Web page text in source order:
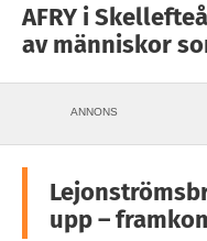
AFRY i
av människor
ANNONS
upp –